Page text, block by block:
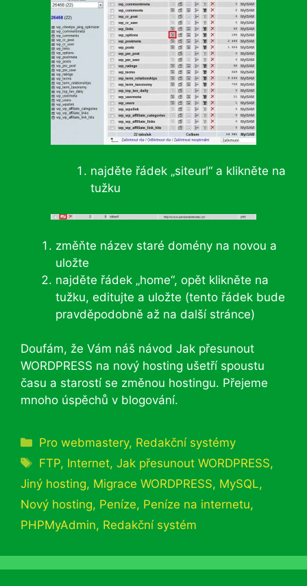
najděte řádek „siteurl“ a klikněte na
tužku
změňte název staré domény na novou a
uložte
najděte řádek „home“, opět klikněte na
tužku, editujte a uložte (tento řádek bude
pravděpodobně až na další stránce)
Doufám, že Vám náš návod Jak přesunout
WORDPRESS na nový hosting ušetří spoustu
času a starostí se změnou hostingu. Přejeme
mnoho úspěchů v blogování.
Rubriky
Pro webmastery, Redakční systémy
Štítky
FTP, Internet,Jak přesunout WORDPRESS,
Jiný hosting, Migrace WORDPRESS, MySQL,
Nový hosting, Peníze, Peníze na internetu,
PHPMyAdmin, Redakční systém